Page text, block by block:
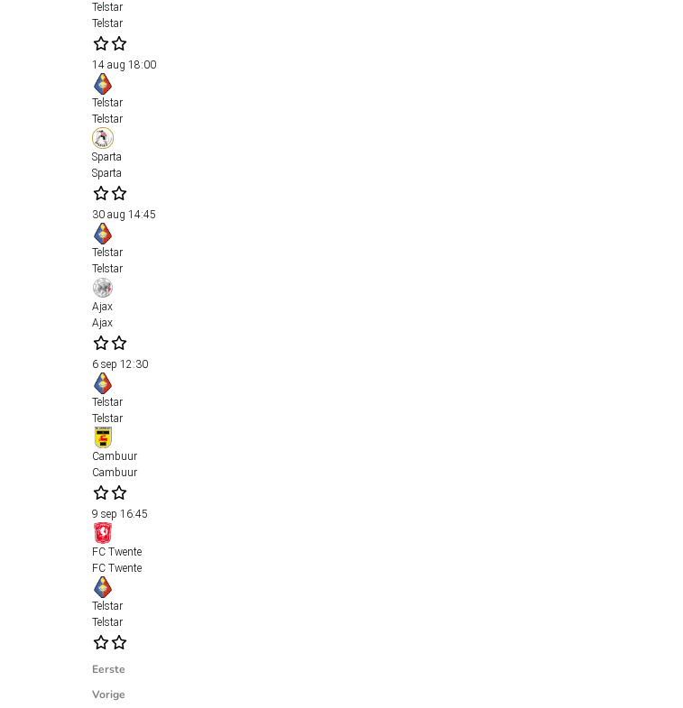
Telstar
Telstar
14 aug 18:00
Telstar
Telstar
Sparta
Sparta
30 aug 14:45
Telstar
Telstar
Ajax
Ajax
6 sep 12:30
Telstar
Telstar
Cambuur
Cambuur
9 sep 16:45
FC Twente
FC Twente
Telstar
Telstar
Eerste
Vorige